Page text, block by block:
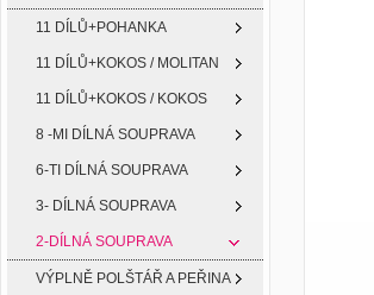
11 DÍLŮ+POHANKA
11 DÍLŮ+KOKOS / MOLITAN
11 DÍLŮ+KOKOS / KOKOS
8 -MI DÍLNÁ SOUPRAVA
6-TI DÍLNÁ SOUPRAVA
3- DÍLNÁ SOUPRAVA
2-DÍLNÁ SOUPRAVA
VÝPLNĚ POLŠTÁŘ A PEŘINA